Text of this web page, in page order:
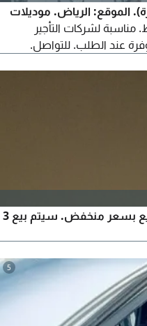
رينو دوكر (30 سيارة). الموقع: الرياض. موديلات
فقط. مناسبة لشركات التأجير
عند الطلب. للتواصل.
سيارة رينو دوكر وشاحنة فيات للبيع بسعر منخفض. سيتم بيع 3
5